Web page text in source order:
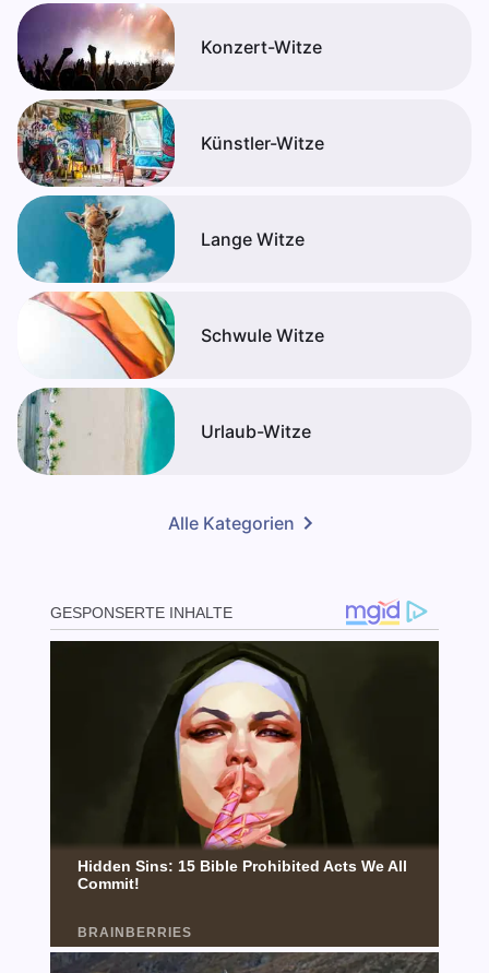
Konzert-Witze
Künstler-Witze
Lange Witze
Schwule Witze
Urlaub-Witze
Alle Kategorien